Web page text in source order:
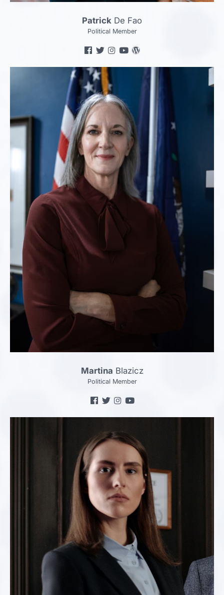
Patrick De Fao
Political Member
Martina Blazicz
Political Member